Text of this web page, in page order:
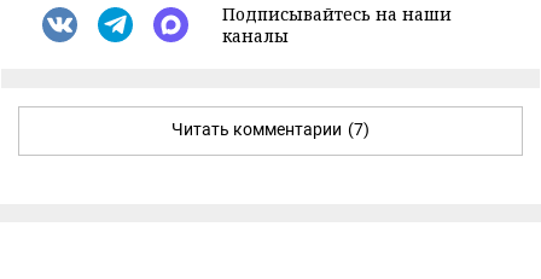
Подписывайтесь на наши
каналы
Читать комментарии (7)